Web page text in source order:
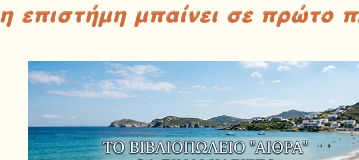
η επιστήμη μπαίνει σε πρώτο